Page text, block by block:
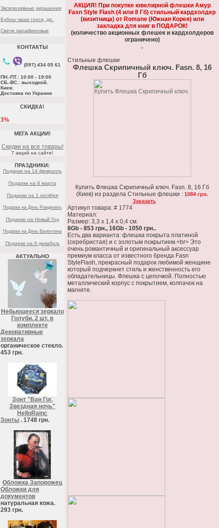
Эксклюзивные украшения
Бубны чаши гонги, др.
Свечи парафиновые
КОНТАКТЫ
(097) 434 05 61
ПН.-ПТ.: 10:00 - 19:00
СБ.-ВС.: выходной.
Киев.
Доставка по Украине
СКИДКА!
3%
МЕГА АКЦИИ!
Скидки на все товары!
7 акций на сайте!
ПРАЗДНИКИ:
Подарки на 14 февралљ
Подарки на 8 марта
Подарки на 1 октября
Подарки на День Рождениљ
Подарки на Новый Год
Подарки на День Валентина
Подарки на 6 декабрљ
АКТУАЛЬНО
Небьющееся зеркало
Голуби. 2 шт. в
комплекте
Декоративные
зеркала
органическое стекло.
453 грн.
Зонт "Ван Гог.
Звездная ночь"
HelloRainc
Зонты . 1748 грн.
Обложка Запорожец
Обложки для
документов
натуральная кожа.
293 грн.
АКЦИЯ! При покупке ювелирной флешки Амур
Fasn Style Flash (4 или 8 Гб) стильный кардхолдер
(визитница) от Romane (Южная Корея) или
закладка для книг в ПОДАРОК!
(количество акционных флешек и кардхолдеров
ограничено)
.
Стильные флешки
Флешка Скрипичный ключ. Fasn. 8, 16
Гб
Купить Флешка Скрипичный ключ. Fasn. 8, 16 Гб
(Киев) из раздела Стильные флешки : 1084 грн.
Заказать
Артикул товара: # 1774
Материал:
Размер: 3,3 х 1,4 х 0,4 см.
8Gb - 853 грн., 16Gb - 1050 грн..
Есть два варианта: флешка покрыта платиной
(серебристая) и с золотым покрытием.<br> Это
очень романтичный и оригинальный аксессуар
премиум класса от известного бренда Fasn
StyleFlash, прекрасный подарок любимой женщине
который подчеркнет стиль и женственность его
обладательницы. Флешка с цепочкой. Полностью
металлический корпус с покрытием, колпачок на
магните.